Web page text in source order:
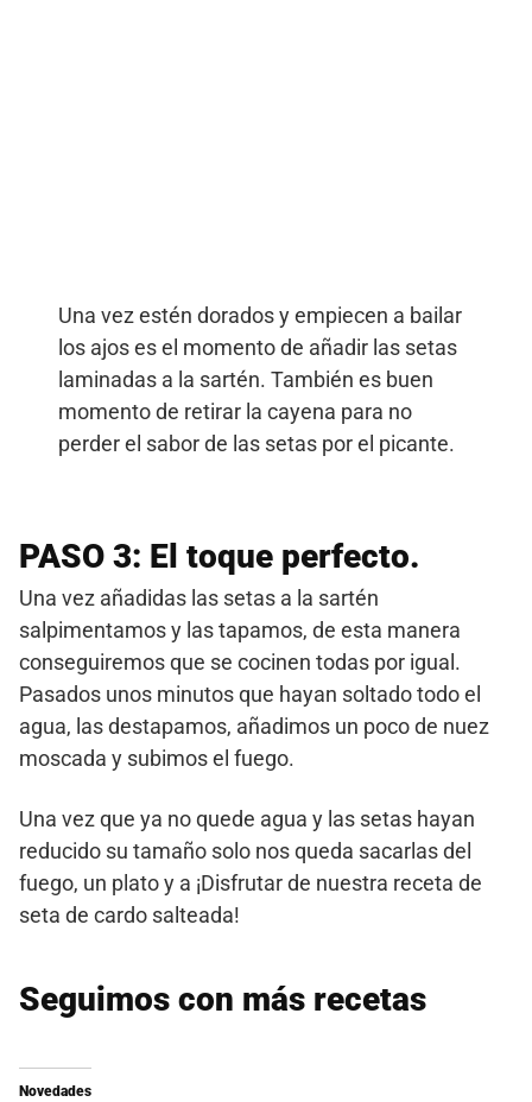
Una vez estén dorados y empiecen a bailar
los ajos es el momento de añadir las setas
laminadas a la sartén. También es buen
momento de retirar la cayena para no
perder el sabor de las setas por el picante.
PASO 3: El toque perfecto.
Una vez añadidas las setas a la sartén
salpimentamos y las tapamos, de esta manera
conseguiremos que se cocinen todas por igual.
Pasados unos minutos que hayan soltado todo el
agua, las destapamos, añadimos un poco de nuez
moscada y subimos el fuego.
Una vez que ya no quede agua y las setas hayan
reducido su tamaño solo nos queda sacarlas del
fuego, un plato y a ¡Disfrutar de nuestra receta de
seta de cardo salteada!
Seguimos con más recetas
Novedades